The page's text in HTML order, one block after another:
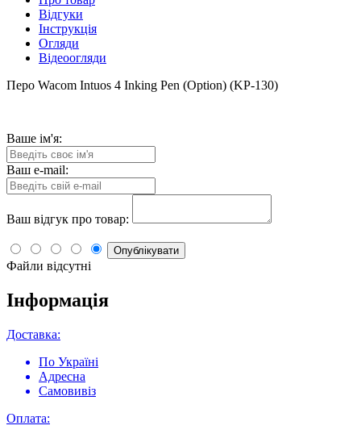
Відгуки
Інструкція
Огляди
Відеоогляди
Перо Wacom Intuos 4 Inking Pen (Option) (KP-130)
Ваше ім'я:
Ваш e-mail:
Ваш відгук про товар:
Опублікувати
Файли відсутні
Інформація
Доставка:
По Україні
Адресна
Самовивіз
Оплата: